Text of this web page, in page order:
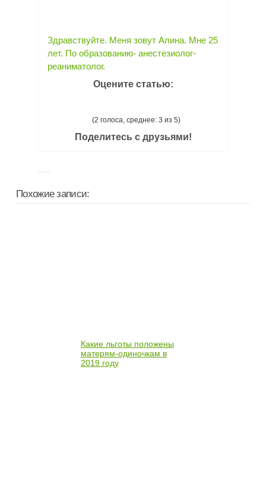
Здравствуйте. Меня зовут Алина. Мне 25
лет. По образованию- анестезиолог-
реаниматолог.
Оцените статью:
(2 голоса, среднее: 3 из 5)
Поделитесь с друзьями!
Похожие записи:
Какие льготы положены
матерям-одиночкам в
2019 году